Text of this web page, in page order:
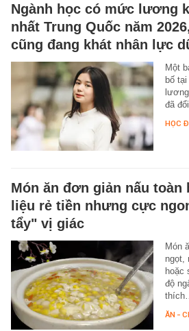
Ngành học có mức lương
nhất Trung Quốc năm
cũng đang khát nhân lực
Một
bố
đã
HỌC
Món ăn đơn giản nấu toàn
liệu rẻ tiền nhưng cực
tẩy" vị giác
Món
ngọt,
hoặc
độ
thích…
ĂN -